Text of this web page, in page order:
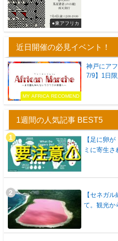
●東アフリカ
近日開催の必見イベント！
MY AFRICA RECOMEND
神戸にア
7/9】1日
1週間の人気記事 BEST5
【足に卵
ミに寄生さ
【セネガ
て。観光か